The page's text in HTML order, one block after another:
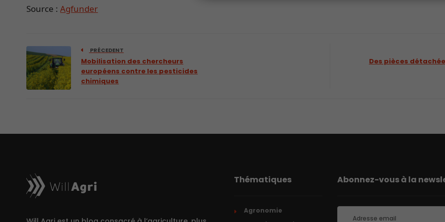
Source :Agfunder
PRÉCEDENT
Mobilisation des chercheurs
européens contre les pesticides
chimiques
Des pièces
Thématiques
Agronomie
Abonnez-vous à la